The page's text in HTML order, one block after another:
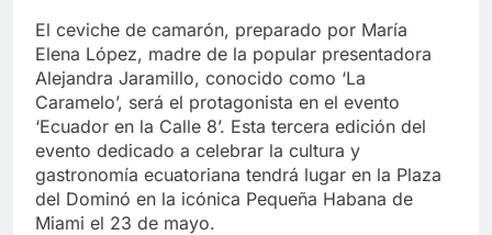
El ceviche de camarón, preparado por María
Elena López, madre de la popular presentadora
Alejandra Jaramillo, conocido como ‘La
Caramelo’, será el protagonista en el evento
‘Ecuador en la Calle 8’. Esta tercera edición del
evento dedicado a celebrar la cultura y
gastronomía ecuatoriana tendrá lugar en la Plaza
del Dominó en la icónica Pequeña Habana de
Miami el 23 de mayo.